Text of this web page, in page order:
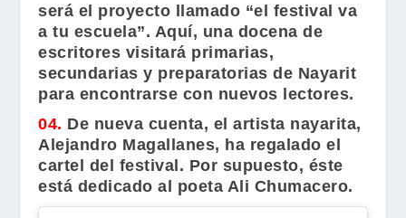
será el proyecto llamado “el festival va
a tu escuela”. Aquí, una docena de
escritores visitará primarias,
secundarias y preparatorias de Nayarit
para encontrarse con nuevos lectores.
04. De nueva cuenta, el artista nayarita,
Alejandro Magallanes, ha regalado el
cartel del festival. Por supuesto, éste
está dedicado al poeta Ali Chumacero.